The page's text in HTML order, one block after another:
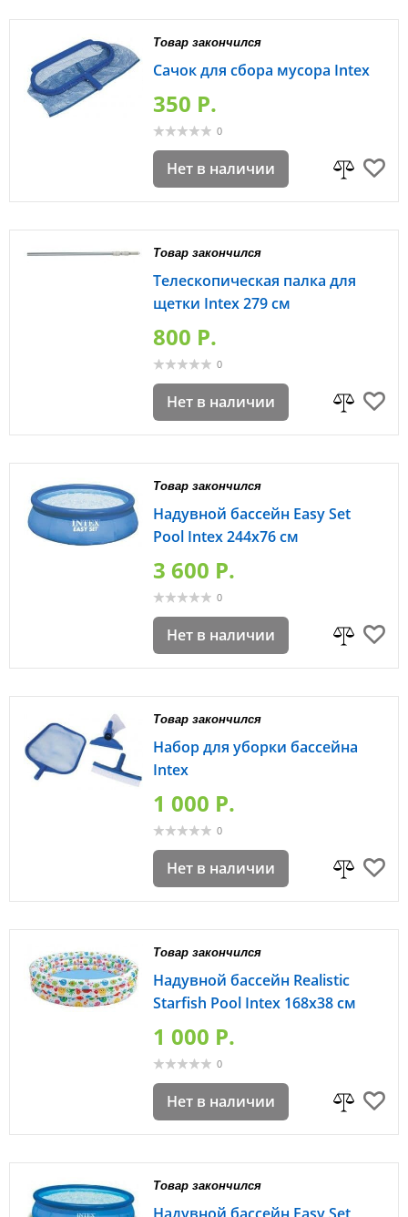
Товар закончился
Сачок для сбора мусора Intex
350 P.
0
Нет в наличии
Товар закончился
Телескопическая палка для
щетки Intex 279 см
800 P.
0
Нет в наличии
Товар закончился
Надувной бассейн Easy Set
Pool Intex 244х76 см
3 600 P.
0
Нет в наличии
Товар закончился
Набор для уборки бассейна
Intex
1 000 P.
0
Нет в наличии
Товар закончился
Надувной бассейн Realistic
Starfish Pool Intex 168х38 см
1 000 P.
0
Нет в наличии
Товар закончился
Надувной бассейн Easy Set